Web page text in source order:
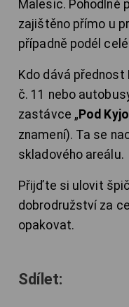
Malesic. Pohodlné
zajištěno přímo u
případně podél
Kdo dává přednost
č. 11 nebo
zastávce „Pod
znamení). Ta se
skladového areálu.
Přijďte si ulovit
dobrodružství za
opakovat.
Sdílet: